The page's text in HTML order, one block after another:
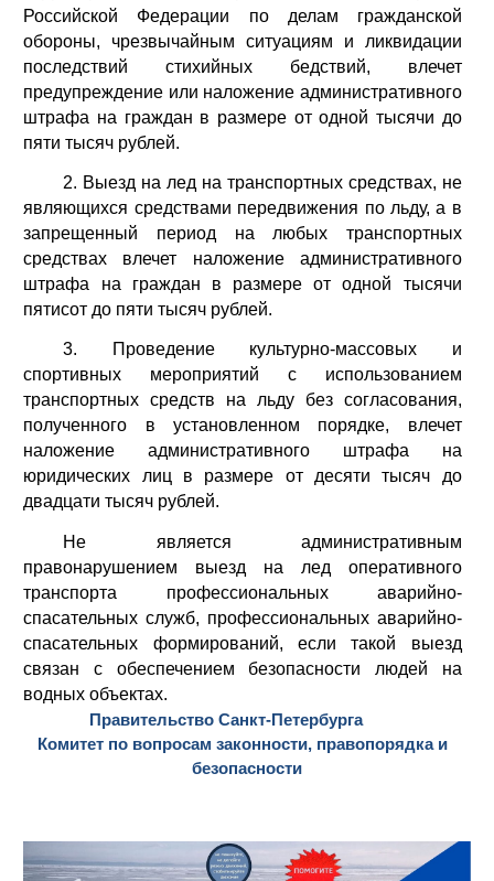
Российской Федерации по делам гражданской
обороны, чрезвычайным ситуациям и ликвидации
последствий стихийных бедствий, влечет
предупреждение или наложение административного
штрафа на граждан в размере от одной тысячи до
пяти тысяч рублей.
2. Выезд на лед на транспортных средствах, не
являющихся средствами передвижения по льду, а в
запрещенный период на любых транспортных
средствах влечет наложение административного
штрафа на граждан в размере от одной тысячи
пятисот до пяти тысяч рублей.
3. Проведение культурно-массовых и
спортивных мероприятий с использованием
транспортных средств на льду без согласования,
полученного в установленном порядке, влечет
наложение административного штрафа на
юридических лиц в размере от десяти тысяч до
двадцати тысяч рублей.
Не является административным
правонарушением выезд на лед оперативного
транспорта профессиональных аварийно-
спасательных служб, профессиональных аварийно-
спасательных формирований, если такой выезд
связан с обеспечением безопасности людей на
водных объектах.
Правительство Санкт-Петербурга
Комитет по вопросам законности, правопорядка и
безопасности